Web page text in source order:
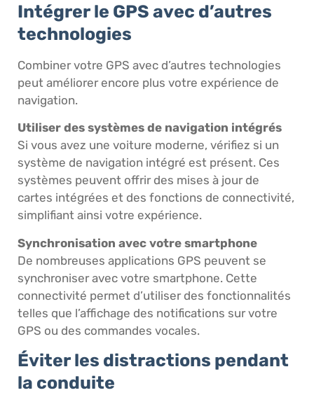
Intégrer le GPS avec d’autres
technologies
Combiner votre GPS avec d’autres technologies
peut améliorer encore plus votre expérience de
navigation.
Utiliser des systèmes de navigation intégrés
Si vous avez une voiture moderne, vérifiez si un
système de navigation intégré est présent. Ces
systèmes peuvent offrir des mises à jour de
cartes intégrées et des fonctions de connectivité,
simplifiant ainsi votre expérience.
Synchronisation avec votre smartphone
De nombreuses applications GPS peuvent se
synchroniser avec votre smartphone. Cette
connectivité permet d’utiliser des fonctionnalités
telles que l’affichage des notifications sur votre
GPS ou des commandes vocales.
Éviter les distractions pendant
la conduite